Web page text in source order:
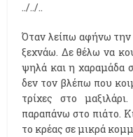
../../..
Όταν λείπω αφήνω
ξεχνάω. Δε θέλω να
ψηλά και η χαραμάδα
δεν τον βλέπω που
τρίχες στο
παραπάνω στο πιάτο.
το κρέας σε μικρά